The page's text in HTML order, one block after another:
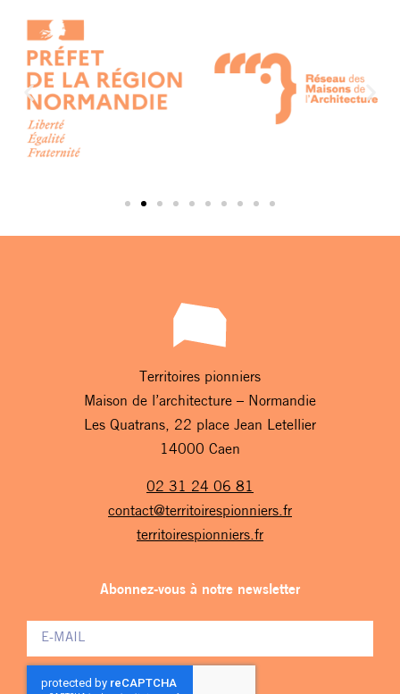
Territoires pionniers
Maison de l’architecture – Normandie
Les Quatrans, 22 place Jean Letellier
14000 Caen
02 31 24 06 81
contact@territoirespionniers.fr
territoirespionniers.fr
Abonnez-vous à notre newsletter